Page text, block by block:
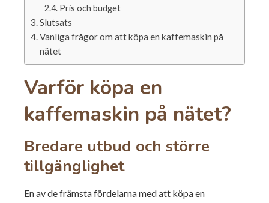
Pris och budget
Slutsats
Vanliga frågor om att köpa en kaffemaskin på
nätet
Varför köpa en
kaffemaskin på nätet?
Bredare utbud och större
tillgänglighet
En av de främsta fördelarna med att köpa en